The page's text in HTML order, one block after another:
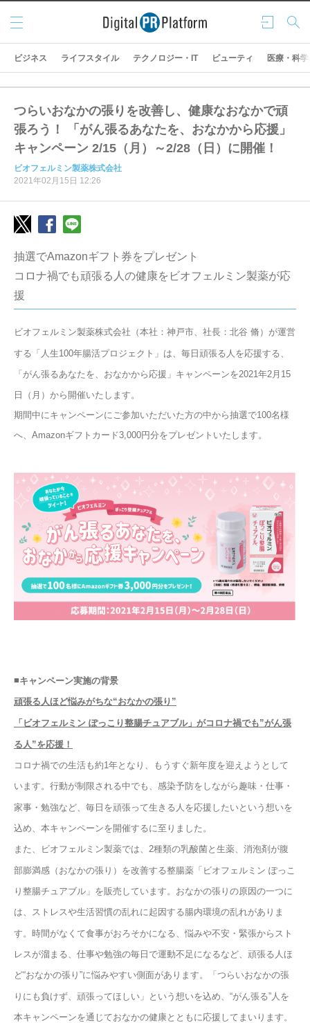
ログ
イン
検索
メニ
ュー
ビジネス ライフスタイル テクノロジー・IT ビューティ 医療・科学
つらいおなかの張りを改善し、健康なおなかで頑
張ろう！ 「がん張るあなたを、おなかから応援」
キャンペーン 2/15（月）～2/28（日）に開催！
ビオフェルミン製薬株式会社
2021年02月15日 12:26
抽選でAmazonギフト券をプレゼント
コロナ禍でも頑張る人の健康をビオフェルミン製薬が応
援
ビオフェルミン製薬株式会社（本社：神戸市、社長：北谷 脩）が運営
する「人生100年腸活プロジェクト」は、毎日頑張る人を応援する、
「がん張るあなたを、おなかから応援」キャンペーンを2021年2月15
日（月）から開催いたします。
期間中にキャンペーンにご参加いただいた方の中から抽選で100名様
へ、Amazonギフトカード3,000円分をプレゼントいたします。
■キャンペーン実施の背景
頑張る人ほど悩みがちな“おなかの張り”
「ビオフェルミン ぽっこり整腸チュアブル」がコロナ禍でも”がん張
る人”を応援！
コロナ禍での生活も約1年となり、もうすぐ新年度を迎えようとして
います。行動が制限される中でも、感染予防をしながら趣味・仕事・
家事・勉強など、毎日を頑張って生きる人を応援したいという想いを
込め、本キャンペーンを開催するに至りました。
また、ビオフェルミン製薬では、2種類の乳酸菌と生薬、消泡剤が腹
部膨満感（おなかの張り）を改善する整腸薬「ビオフェルミン ぽっこ
り整腸チュアブル」を販売しています。おなかの張りの原因の一つに
は、ストレスや生活習慣の乱れに起因する腸内環境の乱れがありま
す。時間がなくて食事がおろそかになる、悩みや不安・緊張からスト
レスが溜まる、仕事や勉強の毎日で運動不足になるなど、頑張る人ほ
ど“おなかの張り”に悩みやすい側面があります。「つらいおなかの張
りにも負けず、頑張ってほしい」という想いを込め、“がん張る”人を
本キャンペーンを通じておなかの健康とともに応援してまいります。